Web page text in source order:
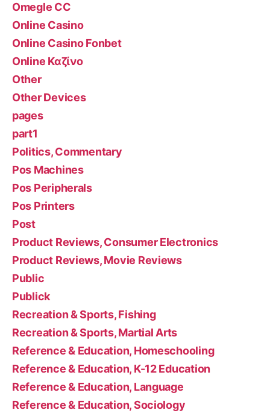
Omegle CC
Online Casino
Online Casino Fonbet
Online Καζίνο
Other
Other Devices
pages
part1
Politics, Commentary
Pos Machines
Pos Peripherals
Pos Printers
Post
Product Reviews, Consumer Electronics
Product Reviews, Movie Reviews
Public
Publick
Recreation & Sports, Fishing
Recreation & Sports, Martial Arts
Reference & Education, Homeschooling
Reference & Education, K-12 Education
Reference & Education, Language
Reference & Education, Sociology